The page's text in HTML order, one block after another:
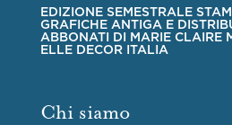
EDIZIONE SEMESTRALE
GRAFICHE ANTIGA E
ABBONATI DI MARIE CLAIRE
ELLE DECOR ITALIA
Chi siamo